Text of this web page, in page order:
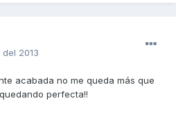
2013
acabada no me queda más que
perfecta!!